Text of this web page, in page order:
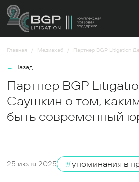
Главная Медиахаб Партнер BGP Litigation Денис Саушкин
← Назад
Партнер BGP
Саушкин о том,
быть современный
25 июля 2025 #упоминания в